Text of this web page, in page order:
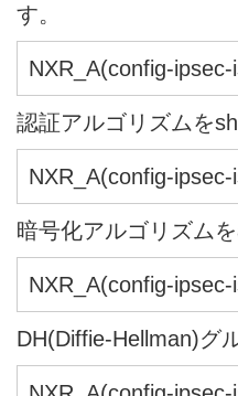
す。
NXR_A(config-
認証アルゴリズムを
NXR_A(config-
暗号化アルゴリズム
NXR_A(config-
DH(Diffie-Hellman)グ